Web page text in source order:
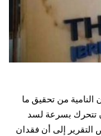
النامية من تحقيق ما
تتحرك بسرعة لسد
التقرير إلى أن فقدان